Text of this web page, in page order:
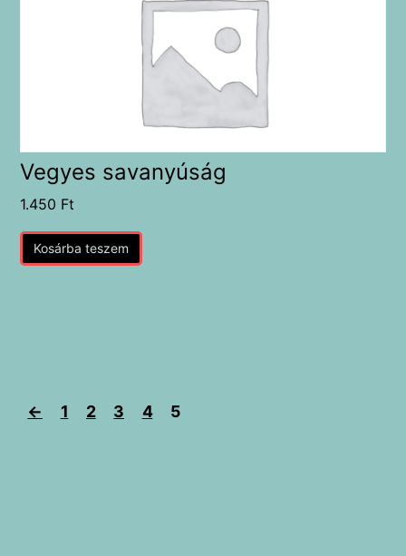
Vegyes savanyúság
1.450 Ft
Kosárba teszem
← 1 2 3 4 5